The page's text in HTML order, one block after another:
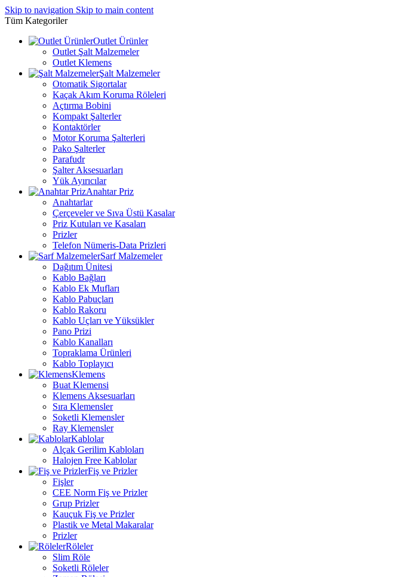
Skip to navigation Skip to main content
Tüm Kategoriler
Outlet Ürünler
Outlet Şalt Malzemeler
Outlet Klemens
Şalt Malzemeler
Otomatik Sigortalar
Kaçak Akım Koruma Röleleri
Açtırma Bobini
Kompakt Şalterler
Kontaktörler
Motor Koruma Şalterleri
Pako Şalterler
Parafudr
Şalter Aksesuarları
Yük Ayırıcılar
Anahtar Priz
Anahtarlar
Çerçeveler ve Sıva Üstü Kasalar
Priz Kutuları ve Kasaları
Prizler
Telefon Nümeris-Data Prizleri
Sarf Malzemeler
Dağıtım Ünitesi
Kablo Bağları
Kablo Ek Mufları
Kablo Pabuçları
Kablo Rakoru
Kablo Uçları ve Yüksükler
Pano Prizi
Kablo Kanalları
Topraklama Ürünleri
Kablo Toplayıcı
Klemens
Buat Klemensi
Klemens Aksesuarları
Sıra Klemensler
Soketli Klemensler
Ray Klemensler
Kablolar
Alçak Gerilim Kabloları
Halojen Free Kablolar
Fiş ve Prizler
Fişler
CEE Norm Fiş ve Prizler
Grup Prizler
Kauçuk Fiş ve Prizler
Plastik ve Metal Makaralar
Prizler
Röleler
Slim Röle
Soketli Röleler